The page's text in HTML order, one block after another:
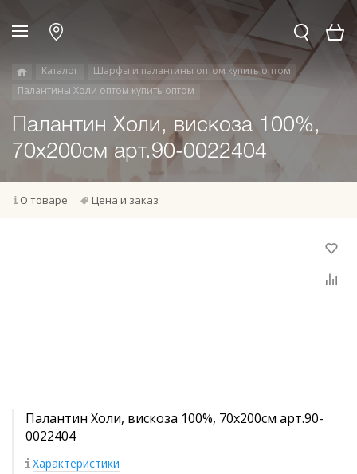
Каталог
Шарфы и палантины оптом купить оптом
Палантины Холи оптом купить оптом
Палантин Холи, вискоза 100%,
70х200см арт.90-0022404
О товаре Цена и заказ
Палантин Холи, вискоза 100%, 70х200см арт.90-
0022404
Характеристики